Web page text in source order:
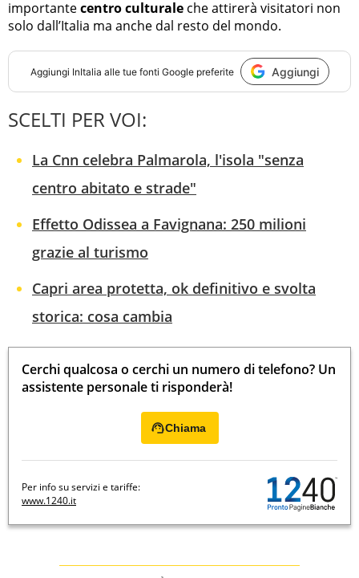
importantecentro culturale che attirerà visitatori non
solo dall’Italia ma anche dal resto del mondo.
Aggiungi InItalia alle tue fonti Google preferite Aggiungi
SCELTI PER VOI:
La Cnn celebra Palmarola, l'isola "senza
centro abitato e strade"
Effetto Odissea a Favignana: 250 milioni
grazie al turismo
Capri area protetta, ok definitivo e svolta
storica: cosa cambia
Cerchi qualcosa o cerchi un numero di telefono? Un
assistente personale ti risponderà!
Chiama
Per info su servizi e tariffe:
www.1240.it